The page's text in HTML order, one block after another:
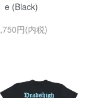
e (Black)
円(内税)